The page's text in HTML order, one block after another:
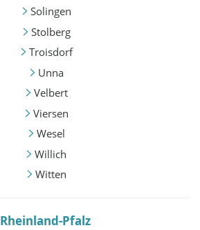
Solingen
Stolberg
Troisdorf
Unna
Velbert
Viersen
Wesel
Willich
Witten
Rheinland-Pfalz